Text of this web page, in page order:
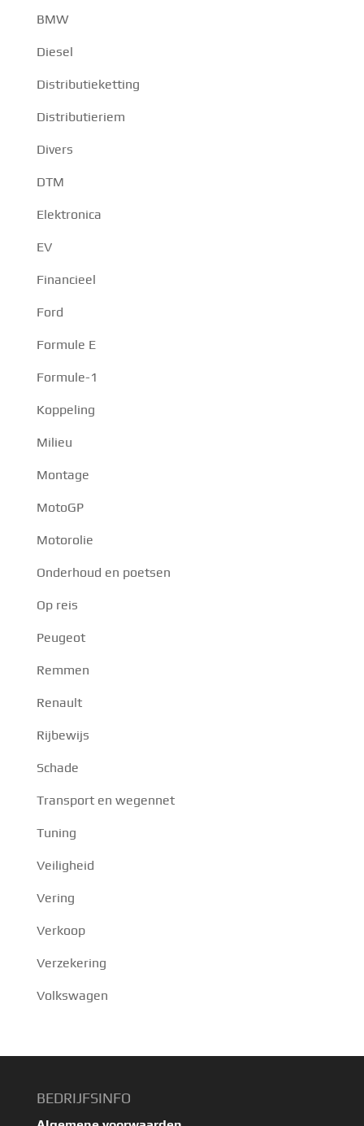
BMW
Diesel
Distributieketting
Distributieriem
Divers
DTM
Elektronica
EV
Financieel
Ford
Formule E
Formule-1
Koppeling
Milieu
Montage
MotoGP
Motorolie
Onderhoud en poetsen
Op reis
Peugeot
Remmen
Renault
Rijbewijs
Schade
Transport en wegennet
Tuning
Veiligheid
Vering
Verkoop
Verzekering
Volkswagen
BEDRIJFSINFO